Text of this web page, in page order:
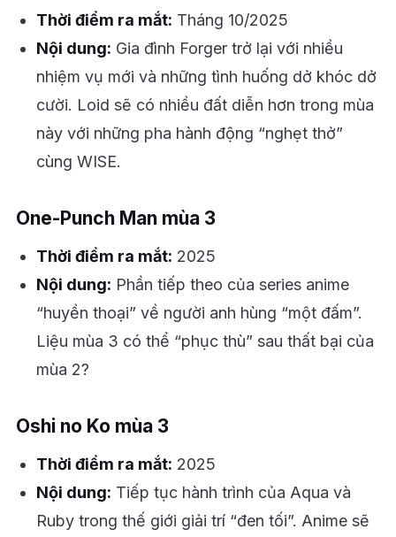
Thời điểm ra mắt: Tháng 10/2025
Nội dung: Gia đình Forger trở lại với nhiều
nhiệm vụ mới và những tình huống dở khóc dở
cười. Loid sẽ có nhiều đất diễn hơn trong mùa
này với những pha hành động “nghẹt thở”
cùng WISE.
One-Punch Man mùa 3
Thời điểm ra mắt: 2025
Nội dung: Phần tiếp theo của series anime
“huyền thoại” về người anh hùng “một đấm”.
Liệu mùa 3 có thể “phục thù” sau thất bại của
mùa 2?
Oshi no Ko mùa 3
Thời điểm ra mắt: 2025
Nội dung: Tiếp tục hành trình của Aqua và
Ruby trong thế giới giải trí “đen tối”. Anime sẽ